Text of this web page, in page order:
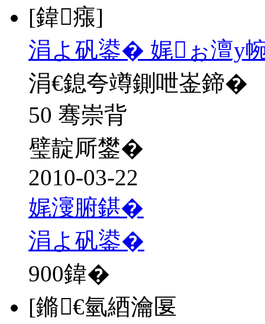
[鍏瘬]
涓よ矾鍙� 娓ぉ澶у
涓€鎴夸竴鍘呭崟鍗�
50 骞崇背
璧靛厛鐢�
2010-03-22
娓濅腑鍖�
涓よ矾鍙�
900鍏�
[鏅€氫綇瀹匽